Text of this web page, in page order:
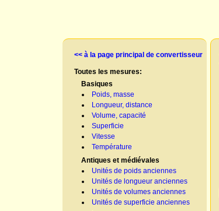
<< à la page principal de convertisseur
Toutes les mesures:
Basiques
Poids, masse
Longueur, distance
Volume, capacité
Superficie
Vitesse
Température
Antiques et médiévales
Unités de poids anciennes
Unités de longueur anciennes
Unités de volumes anciennes
Unités de superficie anciennes